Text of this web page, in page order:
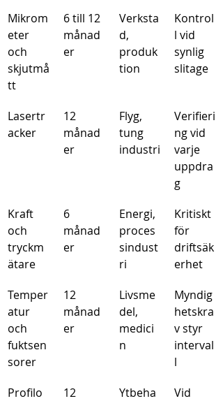
Mikrom
eter
och
skjutmå
tt
6 till 12
månad
er
Verksta
d,
produk
tion
Kontrol
l vid
synlig
slitage
Lasertr
acker
12
månad
er
Flyg,
tung
industri
Verifieri
ng vid
varje
uppdra
g
Kraft
och
tryckm
ätare
6
månad
er
Energi,
proces
sindust
ri
Kritiskt
för
driftsäk
erhet
Temper
atur
och
fuktsen
sorer
12
månad
er
Livsme
del,
medici
n
Myndig
hetskra
v styr
interval
l
Profilo
12
Ytbeha
Vid